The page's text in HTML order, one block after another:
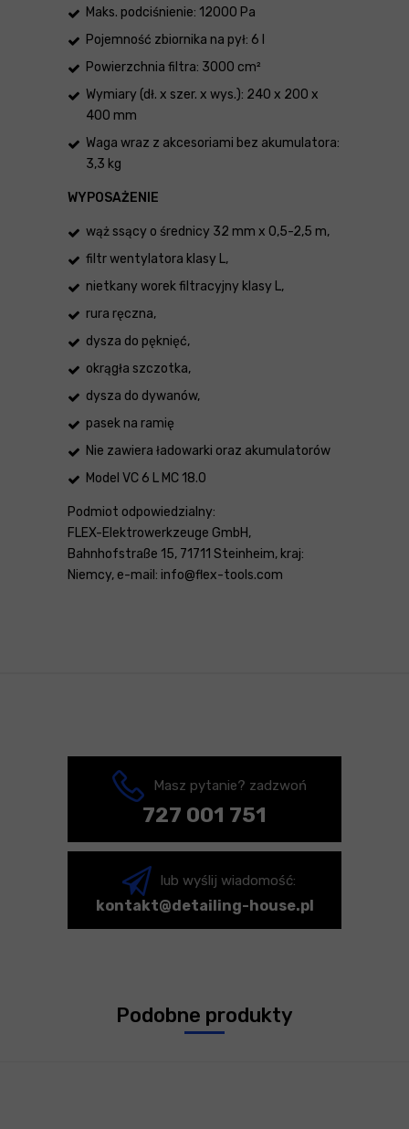
Maks. podciśnienie: 12000 Pa
Pojemność zbiornika na pył: 6 l
Powierzchnia filtra: 3000 cm²
Wymiary (dł. x szer. x wys.): 240 x 200 x
400 mm
Waga wraz z akcesoriami bez akumulatora:
3,3 kg
WYPOSAŻENIE
wąż ssący o średnicy 32 mm x 0,5-2,5 m,
filtr wentylatora klasy L,
nietkany worek filtracyjny klasy L,
rura ręczna,
dysza do pęknięć,
okrągła szczotka,
dysza do dywanów,
pasek na ramię
Nie zawiera ładowarki oraz akumulatorów
Model VC 6 L MC 18.0
Podmiot odpowiedzialny:
FLEX-Elektrowerkzeuge GmbH,
Bahnhofstraße 15, 71711 Steinheim, kraj:
Niemcy, e-mail: info@flex-tools.com
Masz pytanie? zadzwoń
727 001 751
lub wyślij wiadomość:
kontakt@detailing-house.pl
Podobne produkty